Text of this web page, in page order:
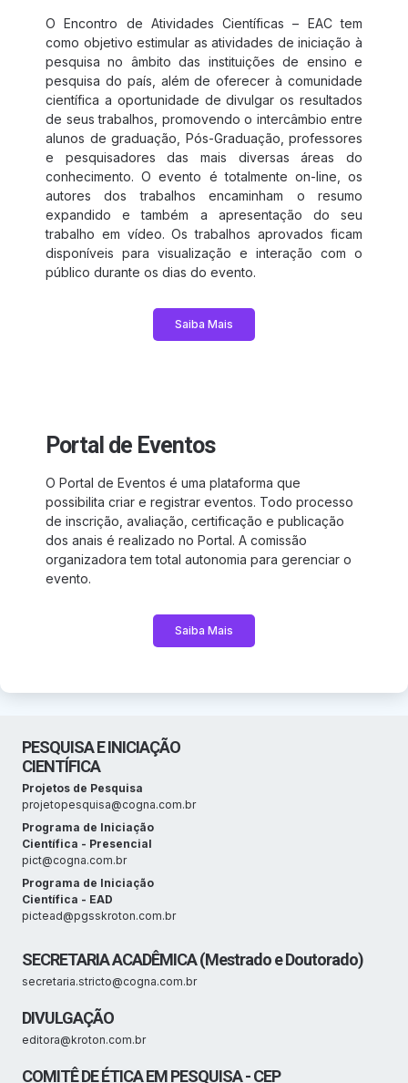
O Encontro de Atividades Científicas – EAC tem
como objetivo estimular as atividades de iniciação à
pesquisa no âmbito das instituições de ensino e
pesquisa do país, além de oferecer à comunidade
científica a oportunidade de divulgar os resultados
de seus trabalhos, promovendo o intercâmbio entre
alunos de graduação, Pós-Graduação, professores
e pesquisadores das mais diversas áreas do
conhecimento. O evento é totalmente on-line, os
autores dos trabalhos encaminham o resumo
expandido e também a apresentação do seu
trabalho em vídeo. Os trabalhos aprovados ficam
disponíveis para visualização e interação com o
público durante os dias do evento.
Saiba Mais
Portal de Eventos
O Portal de Eventos é uma plataforma que
possibilita criar e registrar eventos. Todo processo
de inscrição, avaliação, certificação e publicação
dos anais é realizado no Portal. A comissão
organizadora tem total autonomia para gerenciar o
evento.
Saiba Mais
PESQUISA E INICIAÇÃO
CIENTÍFICA
Projetos de Pesquisa
projetopesquisa@cogna.com.br
Programa de Iniciação
Científica - Presencial
pict@cogna.com.br
Programa de Iniciação
Científica - EAD
pictead@pgsskroton.com.br
SECRETARIA ACADÊMICA (Mestrado e Doutorado)
secretaria.stricto@cogna.com.br
DIVULGAÇÃO
editora@kroton.com.br
COMITÊ DE ÉTICA EM PESQUISA - CEP